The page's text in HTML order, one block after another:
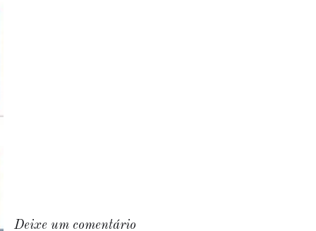
Deixe um comentário